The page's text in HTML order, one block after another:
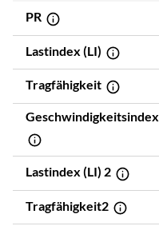
PR
Lastindex (LI)
Tragfähigkeit
Geschwindigkeitsindex
Lastindex (LI) 2
Tragfähigkeit2